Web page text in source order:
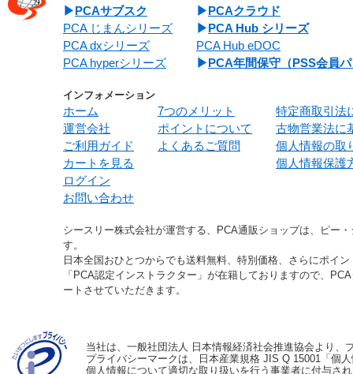
PCAサブスク
PCA じまんシリーズ
PCA dxシリーズ
PCA hyperシリーズ
PCAクラウド
PCA Hub シリーズ
PCA Hub eDOC
PCA年間保守（PSS会員
インフォメーション
ホーム
運営会社
ご利用ガイド
カートを見る
ログイン
お問い合わせ
7つのメリット
ポイントについて
よくあるご質問
特定商取引法
古物営業法に
個人情報の取
個人情報保護
シースリー株式会社が運営する、PCA通販ショップは、ピー
す。
日本全国おひとつからでも送料無料、特別価格、さらにポイ
「PCA認定インストラクター」が在籍しておりますので、
ートさせていただきます。
当社は、一般社団法人 日本情報経済社会推進協会より、
プライバシーマークは、日本産業規格 JIS Q 15001「個
個人情報について適切な取り扱いを行う事業者に付与さ